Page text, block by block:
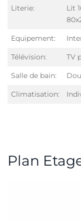
Literie:
Lit
Equipement:
Télévision: TV
Salle de bain:
Climatisation:
Plan